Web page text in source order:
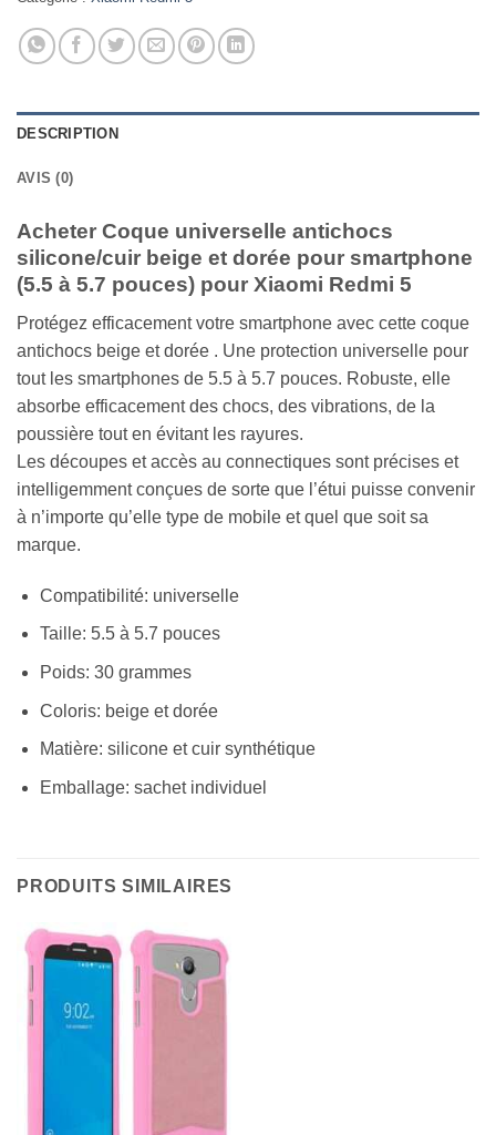
DESCRIPTION
AVIS (0)
Acheter Coque universelle antichocs
silicone/cuir beige et dorée pour smartphone
(5.5 à 5.7 pouces) pour Xiaomi Redmi 5
Protégez efficacement votre smartphone avec cette coque
antichocs beige et dorée . Une protection universelle pour
tout les smartphones de 5.5 à 5.7 pouces. Robuste, elle
absorbe efficacement des chocs, des vibrations, de la
poussière tout en évitant les rayures.
Les découpes et accès au connectiques sont précises et
intelligemment conçues de sorte que l’étui puisse convenir
à n’importe qu’elle type de mobile et quel que soit sa
marque.
Compatibilité: universelle
Taille: 5.5 à 5.7 pouces
Poids: 30 grammes
Coloris: beige et dorée
Matière: silicone et cuir synthétique
Emballage: sachet individuel
PRODUITS SIMILAIRES